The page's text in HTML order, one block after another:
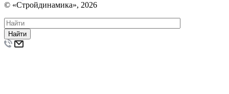
© «Стройдинамика», 2026
Найти